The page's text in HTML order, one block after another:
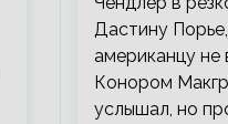
Дастину
американцу
Конором
услышал, но